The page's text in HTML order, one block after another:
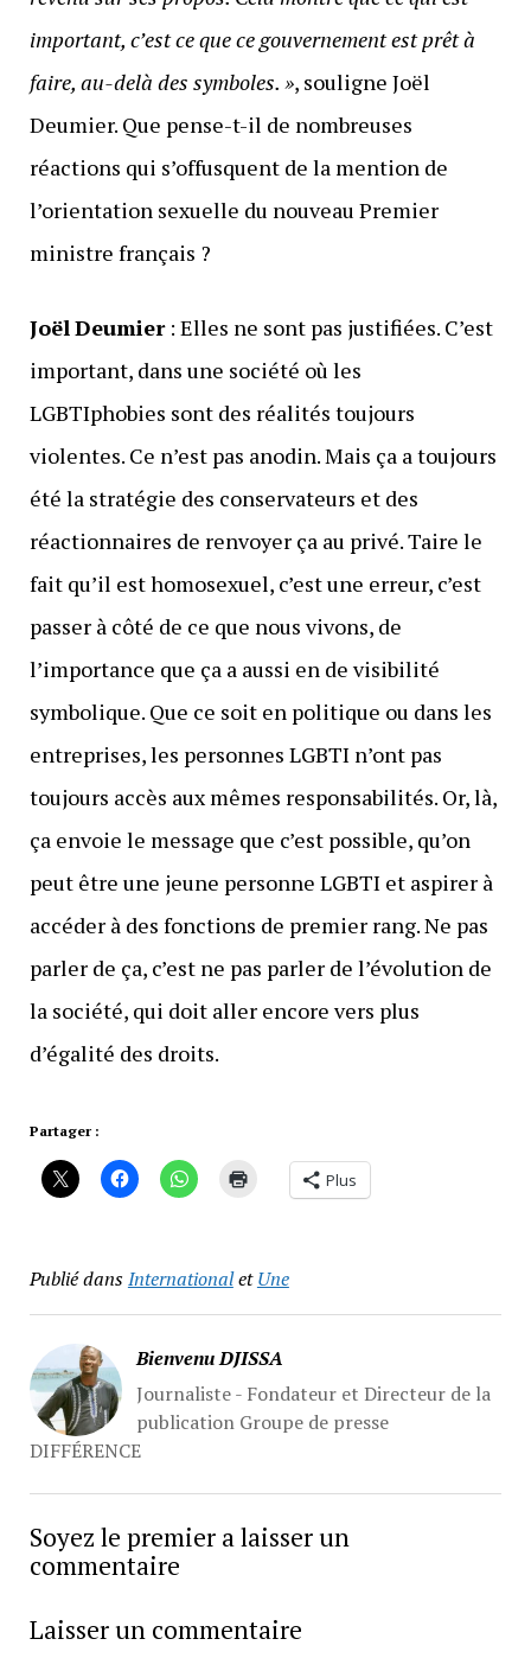
important, c’est ce que ce gouvernement est prêt à
faire, au-delà des symboles. », souligne Joël
Deumier. Que pense-t-il de nombreuses
réactions qui s’offusquent de la mention de
l’orientation sexuelle du nouveau Premier
ministre français ?
JoëlDeumier: Elles ne sont pas justifiées. C’est
important, dans une société où les
LGBTIphobies sont des réalités toujours
violentes. Ce n’est pas anodin. Mais ça a toujours
été la stratégie des conservateurs et des
réactionnaires de renvoyer ça au privé. Taire le
fait qu’il est homosexuel, c’est une erreur, c’est
passer à côté de ce que nous vivons, de
l’importance que ça a aussi en de visibilité
symbolique. Que ce soit en politique ou dans les
entreprises, les personnes LGBTI n’ont pas
toujours accès aux mêmes responsabilités. Or, là,
ça envoie le message que c’est possible, qu’on
peut être une jeune personne LGBTI et aspirer à
accéder à des fonctions de premier rang. Ne pas
parler de ça, c’est ne pas parler de l’évolution de
la société, qui doit aller encore vers plus
d’égalité des droits.
Partager :
Plus
Publié dansInternationaletUne
Bienvenu DJISSA
Journaliste - Fondateur et Directeur de la
publication Groupe de presse
DIFFÉRENCE
Soyez le premier a laisser un
commentaire
Laisser un commentaire